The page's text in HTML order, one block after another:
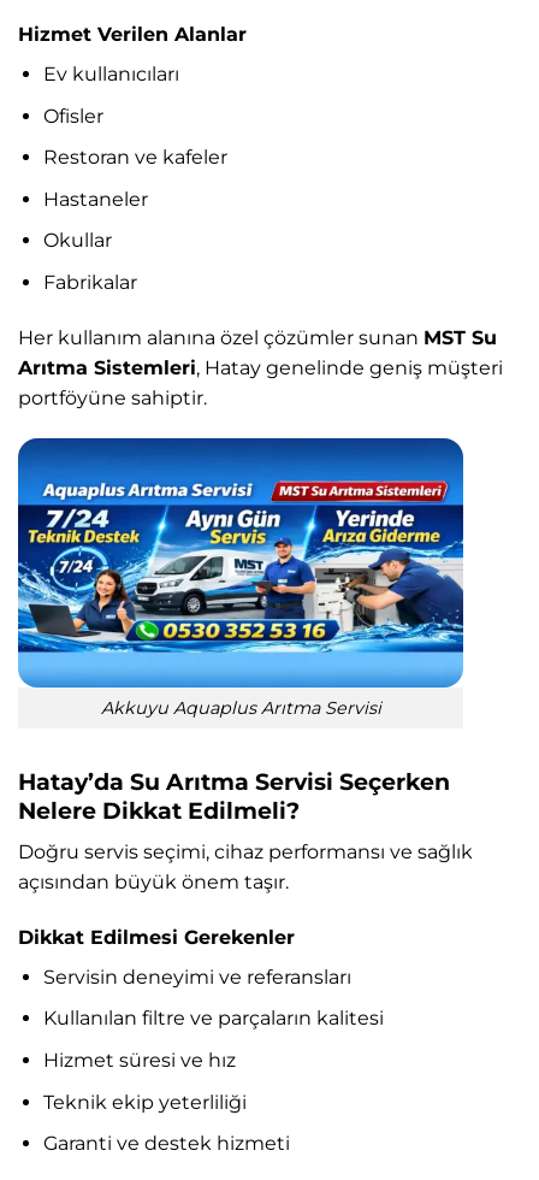
Hizmet Verilen Alanlar
Ev kullanıcıları
Ofisler
Restoran ve kafeler
Hastaneler
Okullar
Fabrikalar
Her kullanım alanına özel çözümler sunan MST Su
Arıtma Sistemleri, Hatay genelinde geniş müşteri
portföyüne sahiptir.
Akkuyu Aquaplus Arıtma Servisi
Hatay’da Su Arıtma Servisi Seçerken
Nelere Dikkat Edilmeli?
Doğru servis seçimi, cihaz performansı ve sağlık
açısından büyük önem taşır.
Dikkat Edilmesi Gerekenler
Servisin deneyimi ve referansları
Kullanılan filtre ve parçaların kalitesi
Hizmet süresi ve hız
Teknik ekip yeterliliği
Garanti ve destek hizmeti